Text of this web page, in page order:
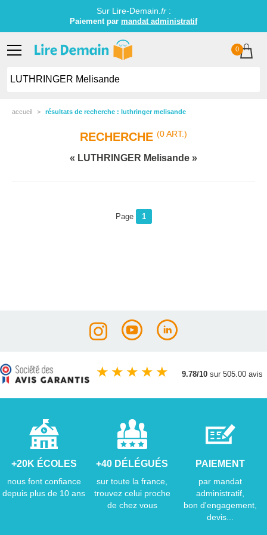
Sur Lire-Demain. fr:
Paiement par mandat administratif
0
accueil résultats de recherche : luthringer melisande
RECHERCHE (0 ART.)
LUTHRINGER Melisande
Page 1
★ ★ ★ ★ ★ 9.78/10 sur 505.00 avis
+20K ÉCOLES
nous font confiance
depuis plus de 10 ans
+40 DÉLÉGUÉS
sur toute la france,
trouvez celui proche
de chez vous
PAIEMENT
par mandat
administratif,
bon d'engagement,
devis...